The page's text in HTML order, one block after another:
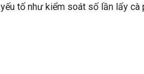
tố như kiểm soát số lần lấy